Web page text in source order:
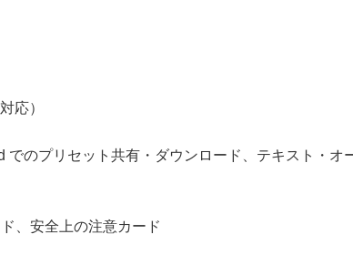
応）
のプリセット共有・ダウンロード、テキスト・オ
、安全上の注意カード